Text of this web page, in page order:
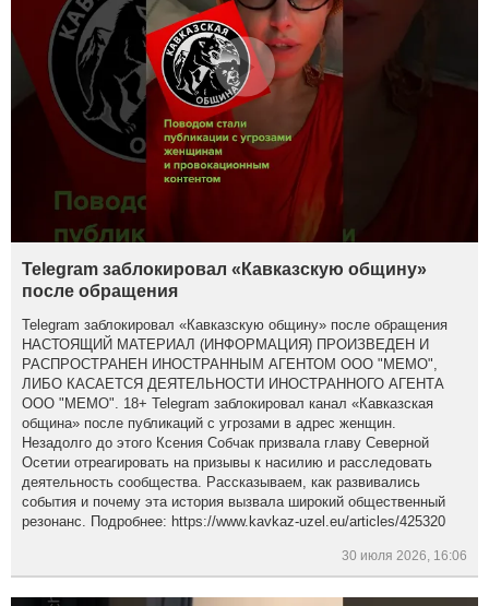
Telegram заблокировал «Кавказскую общину»
после обращения
Telegram заблокировал «Кавказскую общину» после обращения
НАСТОЯЩИЙ МАТЕРИАЛ (ИНФОРМАЦИЯ) ПРОИЗВЕДЕН И
РАСПРОСТРАНЕН ИНОСТРАННЫМ АГЕНТОМ ООО "МЕМО",
ЛИБО КАСАЕТСЯ ДЕЯТЕЛЬНОСТИ ИНОСТРАННОГО АГЕНТА
ООО "МЕМО". 18+ Telegram заблокировал канал «Кавказская
община» после публикаций с угрозами в адрес женщин.
Незадолго до этого Ксения Собчак призвала главу Северной
Осетии отреагировать на призывы к насилию и расследовать
деятельность сообщества. Рассказываем, как развивались
события и почему эта история вызвала широкий общественный
резонанс. Подробнее: https://www.kavkaz-uzel.eu/articles/425320
30 июля 2026, 16:06